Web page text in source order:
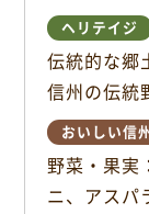
ヘリテイジ
伝統的な郷
信州の伝統
おいしい信
野菜・果実
ニ、アスパ